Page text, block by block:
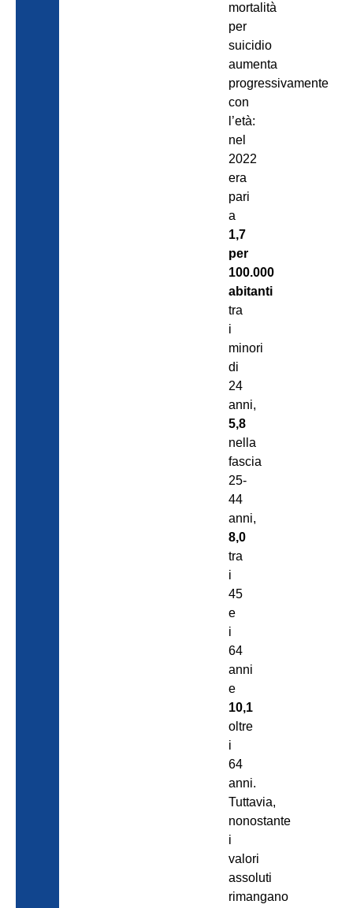
mortalità
per
suicidio
aumenta
progressivamente
con
l’età:
nel
2022
era
pari
a
1,7
per
100.000
abitanti
tra
i
minori
di
24
anni,
5,8
nella
fascia
25-
44
anni,
8,0
tra
i
45
e
i
64
anni
e
10,1
oltre
i
64
anni.
Tuttavia,
nonostante
i
valori
assoluti
rimangano